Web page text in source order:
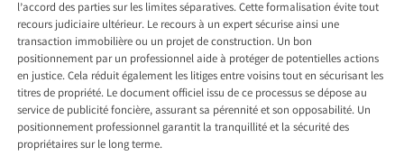
l’accord des parties sur les limites séparatives. Cette formalisation évite tout
recours judiciaire ultérieur. Le recours à un expert sécurise ainsi une
transaction immobilière ou un projet de construction. Un bon
positionnement par un professionnel aide à protéger de potentielles actions
en justice. Cela réduit également les litiges entre voisins tout en sécurisant les
titres de propriété. Le document officiel issu de ce processus se dépose au
service de publicité foncière, assurant sa pérennité et son opposabilité. Un
positionnement professionnel garantit la tranquillité et la sécurité des
propriétaires sur le long terme.